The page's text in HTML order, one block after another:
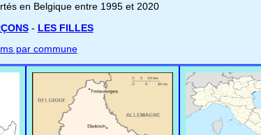
en Belgique entre 1995 et 2020
- LES FILLES
par commune